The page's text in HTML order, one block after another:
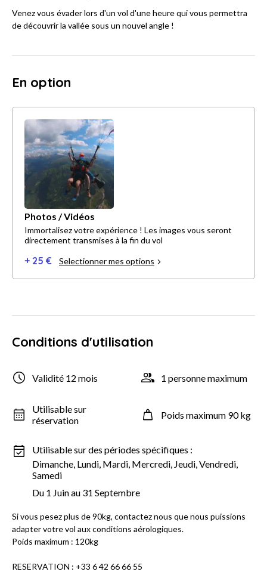
Venez vous évader lors d'un vol d'une heure qui vous permettra
de découvrir la vallée sous un nouvel angle !
En option
Photos / Vidéos
Immortalisez votre expérience ! Les images vous seront
directement transmises à la fin du vol
+ 25 € Selectionner mes options
Conditions d'utilisation
Validité 12 mois 1 personne maximum
Utilisable sur
réservation
Poids maximum 90 kg
Utilisable sur des périodes spécifiques :
Dimanche, Lundi, Mardi, Mercredi, Jeudi, Vendredi,
Samedi
Du 1 Juin au 31 Septembre
Si vous pesez plus de 90kg, contactez nous que nous puissions
adapter votre vol aux conditions aérologiques.
Poids maximum : 120kg
RESERVATION : +33 6 42 66 66 55